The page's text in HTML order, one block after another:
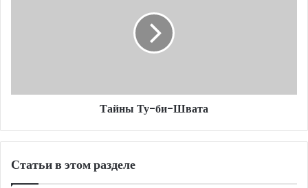
Тайны Ту-би-Швата
Статьи в этом разделе